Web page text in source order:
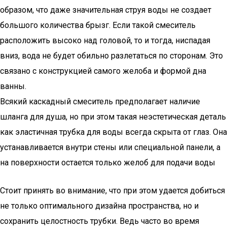
образом, что даже значительная струя воды не создает
большого количества брызг. Если такой смеситель
расположить высоко над головой, то и тогда, ниспадая
вниз, вода не будет обильно разлетаться по сторонам. Это
связано с конструкцией самого желоба и формой дна
ванны.
Всякий каскадный смеситель предполагает наличие
шланга для душа, но при этом такая неэстетическая деталь
как эластичная трубка для воды всегда скрыта от глаз. Она
устанавливается внутри стены или специальной панели, а
на поверхности остается только желоб для подачи воды
Стоит принять во внимание, что при этом удается добиться
не только оптимального дизайна пространства, но и
сохранить целостность трубки. Ведь часто во время